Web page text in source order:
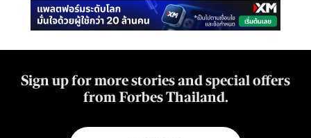
Sign up for more stories and special offers
from Forbes Thailand.